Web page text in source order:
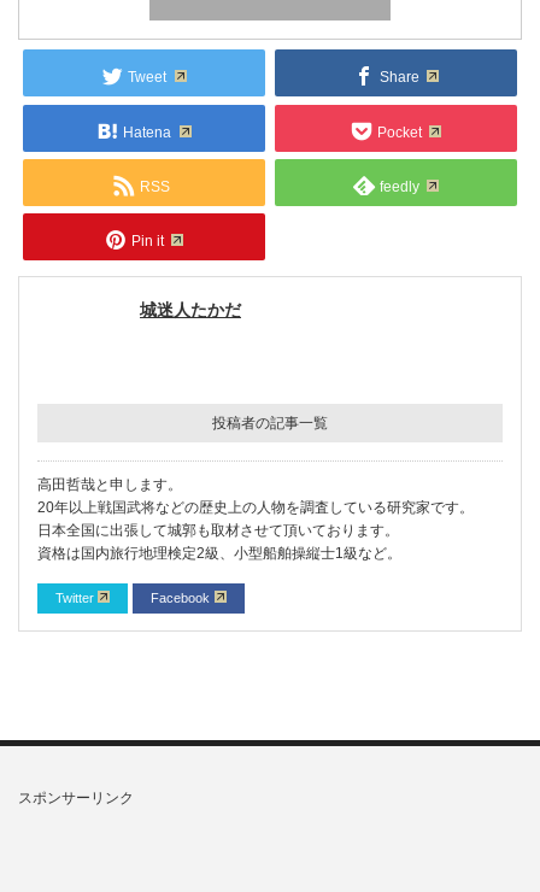
Tweet Share
Hatena Pocket
RSS feedly
Pin it
城迷人たかだ
投稿者の記事一覧
高田哲哉と申します。
20年以上戦国武将などの歴史上の人物を調査している研究家です。
日本全国に出張して城郭も取材させて頂いております。
資格は国内旅行地理検定2級、小型船舶操縦士1級など。
Twitter Facebook
スポンサーリンク